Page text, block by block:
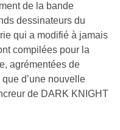
de la bande
dessinateurs du
qui a modifié à jamais
compilées pour la
agrémentées de
d’une nouvelle
de DARK KNIGHT